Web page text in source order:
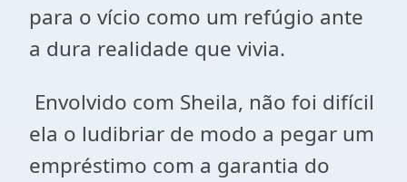
para o vício como um refúgio ante
a dura realidade que vivia.
Envolvido com Sheila, não foi difícil
ela o ludibriar de modo a pegar um
empréstimo com a garantia do